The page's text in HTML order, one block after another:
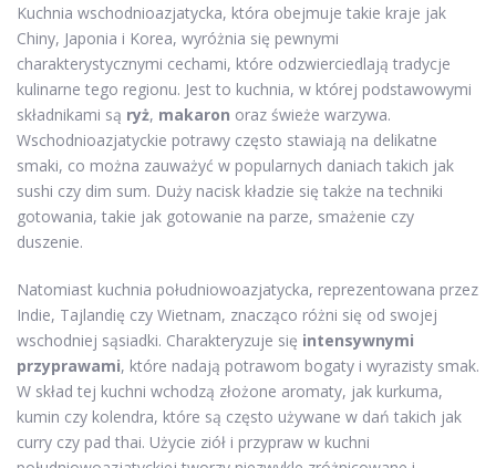
Kuchnia wschodnioazjatycka, która obejmuje takie kraje jak
Chiny, Japonia i Korea, wyróżnia się pewnymi
charakterystycznymi cechami, które odzwierciedlają tradycje
kulinarne tego regionu. Jest to kuchnia, w której podstawowymi
składnikami są ryż, makaron oraz świeże warzywa.
Wschodnioazjatyckie potrawy często stawiają na delikatne
smaki, co można zauważyć w popularnych daniach takich jak
sushi czy dim sum. Duży nacisk kładzie się także na techniki
gotowania, takie jak gotowanie na parze, smażenie czy
duszenie.
Natomiast kuchnia południowoazjatycka, reprezentowana przez
Indie, Tajlandię czy Wietnam, znacząco różni się od swojej
wschodniej sąsiadki. Charakteryzuje się intensywnymi
przyprawami, które nadają potrawom bogaty i wyrazisty smak.
W skład tej kuchni wchodzą złożone aromaty, jak kurkuma,
kumin czy kolendra, które są często używane w dań takich jak
curry czy pad thai. Użycie ziół i przypraw w kuchni